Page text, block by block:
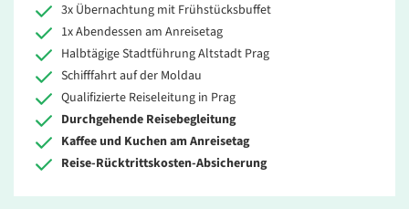
3x Übernachtung mit Frühstücksbuffet
1x Abendessen am Anreisetag
Halbtägige Stadtführung Altstadt Prag
Schifffahrt auf der Moldau
Qualifizierte Reiseleitung in Prag
Durchgehende Reisebegleitung
Kaffee und Kuchen am Anreisetag
Reise-Rücktrittskosten-Absicherung